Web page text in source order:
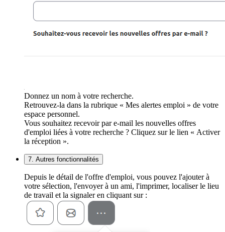
Donnez un nom à votre recherche.
Retrouvez-la dans la rubrique « Mes alertes emploi » de votre
espace personnel.
Vous souhaitez recevoir par e-mail les nouvelles offres
d'emploi liées à votre recherche ? Cliquez sur le lien « Activer
la réception ».
7. Autres fonctionnalités
Depuis le détail de l'offre d'emploi, vous pouvez l'ajouter à
votre sélection, l'envoyer à un ami, l'imprimer, localiser le lieu
de travail et la signaler en cliquant sur :